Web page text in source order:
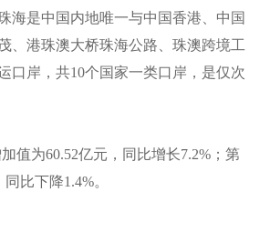
海是中国内地唯一与中国香港、中国
、港珠澳大桥珠海公路、珠澳跨境工
口岸，共10个国家一类口岸，是仅次
值为60.52亿元，同比增长7.2%；第
比下降1.4%。